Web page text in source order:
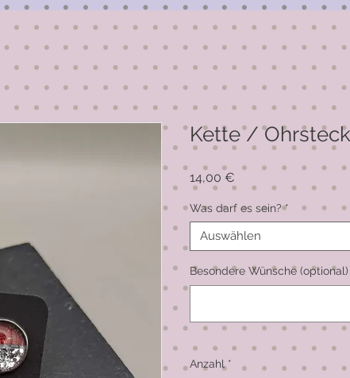
Kette /
14,00 €
Was darf es sein? *
Auswählen
Besondere Wünsche (optional)
Anzahl *